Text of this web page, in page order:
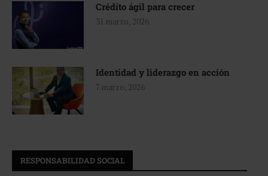
Crédito ágil para crecer
31 marzo, 2026
Identidad y liderazgo en acción
7 marzo, 2026
RESPONSABILIDAD SOCIAL